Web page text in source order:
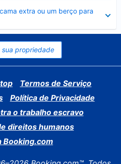
extra ou um berço para
sua propriedade
Termos de Serviço
Política de Privacidade
o trabalho escravo
direitos humanos
Booking.com